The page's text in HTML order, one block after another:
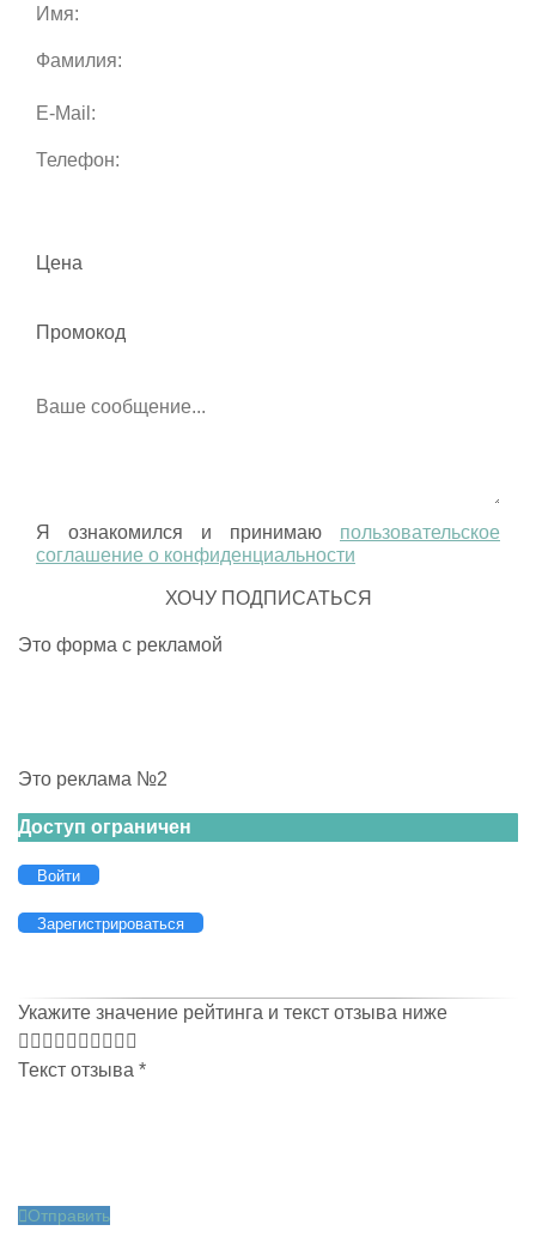
Цена
Промокод
Я ознакомился и принимаю пользовательское
соглашение о конфиденциальности
Это форма с рекламой
Это реклама №2
Доступ ограничен
Войти
Зарегистрироваться
Укажите значение рейтинга и текст отзыва ниже
Текст отзыва *
Отправить